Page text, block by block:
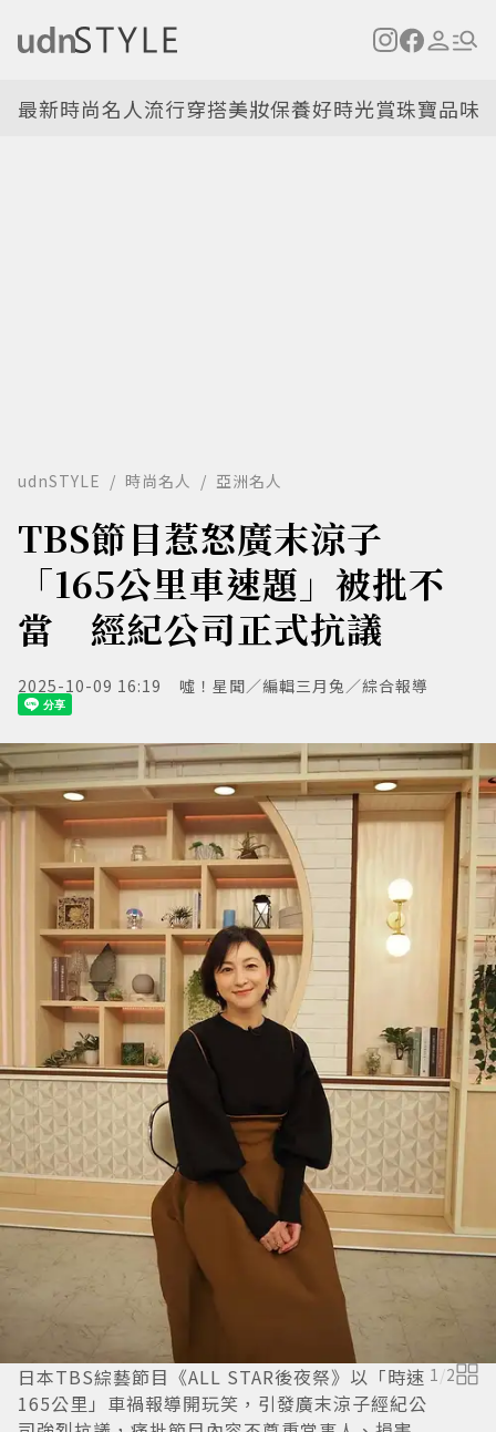
最新時尚名人流行穿搭美妝保養好時光賞珠寶品味
udnSTYLE 時尚名人 亞洲名人
TBS節目惹怒廣末涼子
「165公里車速題」被批不
當 經紀公司正式抗議
2025-10-09 16:19 噓！星聞／編輯三月兔／綜合報導
日本TBS綜藝節目《ALL STAR後夜祭》以「時速
165公里」車禍報導開玩笑，引發廣末涼子經紀公
1/2